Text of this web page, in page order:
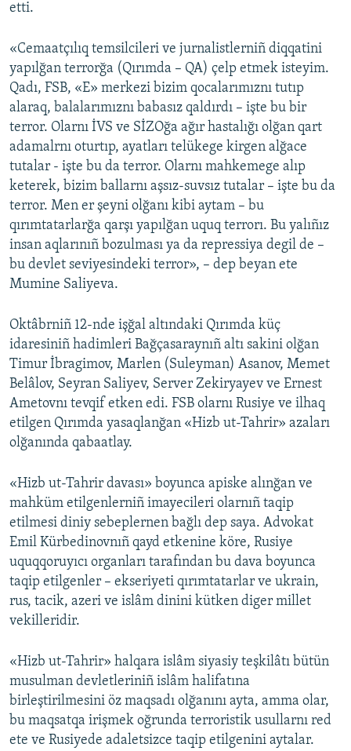
etti.
«Cemaatçılıq temsilcileri ve jurnalistlerniñ diqqatini
yapılğan terrorğa (Qırımda – QA) çelp etmek isteyim.
Qadı, FSB, «E» merkezi bizim qocalarımıznı tutıp
alaraq, balalarımıznı babasız qaldırdı – işte bu bir
terror. Olarnı İVS ve SİZOğa ağır hastalığı olğan qart
adamalrnı oturtıp, ayatları telükege kirgen alğace
tutalar - işte bu da terror. Olarnı mahkemege alıp
keterek, bizim ballarnı aşsız-suvsız tutalar – işte bu da
terror. Men er şeyni olğanı kibi aytam – bu
qırımtatarlarğa qarşı yapılğan uquq terrorı. Bu yalıñız
insan aqlarınıñ bozulması ya da repressiya degil de –
bu devlet seviyesindeki terror», – dep beyan ete
Mumine Saliyeva.
Oktâbrniñ 12-nde işğal altındaki Qırımda küç
idaresiniñ hadimleri Bağçasaraynıñ altı sakini olğan
Timur İbragimov, Marlen (Suleyman) Asanov, Memet
Belâlov, Seyran Saliyev, Server Zekiryayev ve Ernest
Ametovnı tevqif etken edi. FSB olarnı Rusiye ve ilhaq
etilgen Qırımda yasaqlanğan «Hizb ut-Tahrir» azaları
olğanında qabaatlay.
«Hizb ut-Tahrir davası» boyunca apiske alınğan ve
mahküm etilgenlerniñ imayecileri olarnıñ taqip
etilmesi diniy sebeplernen bağlı dep saya. Advokat
Emil Kürbedinovnıñ qayd etkenine köre, Rusiye
uquqqoruyıcı organları tarafından bu dava boyunca
taqip etilgenler – ekseriyeti qırımtatarlar ve ukrain,
rus, tacik, azeri ve islâm dinini kütken diger millet
vekilleridir.
«Hizb ut-Tahrir» halqara islâm siyasiy teşkilâtı bütün
musulman devletleriniñ islâm halifatına
birleştirilmesini öz maqsadı olğanını ayta, amma olar,
bu maqsatqa irişmek oğrunda terroristik usullarnı red
ete ve Rusiyede adaletsizce taqip etilgenini aytalar.